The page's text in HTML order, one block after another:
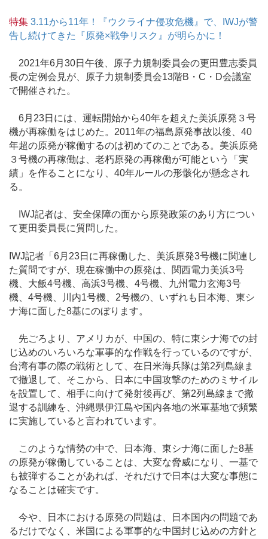
特集 3.11から11年！『ウクライナ侵攻危機』で、IWJが警
告し続けてきた『原発×戦争リスク』が明らかに！
2021年6月30日午後、原子力規制委員会の更田豊志委員
長の定例会見が、原子力規制委員会13階B・C・D会議室
で開催された。
6月23日には、運転開始から40年を超えた美浜原発３号
機が再稼働をはじめた。2011年の福島原発事故以後、40
年超の原発が稼働するのは初めてのことである。美浜原発
３号機の再稼働は、老朽原発の再稼働が可能という「実
績」を作ることになり、40年ルールの形骸化が懸念され
る。
IWJ記者は、安全保障の面から原発政策のあり方につい
て更田委員長に質問した。
IWJ記者「6月23日に再稼働した、美浜原発3号機に関連し
た質問ですが、現在稼働中の原発は、関西電力美浜3号
機、大飯4号機、高浜3号機、4号機、九州電力玄海3号
機、4号機、川内1号機、2号機の、いずれも日本海、東シ
ナ海に面した8基にのぼります。
先ごろより、アメリカが、中国の、特に東シナ海での封
じ込めのいろいろな軍事的な作戦を行っているのですが、
台湾有事の際の戦術として、在日米海兵隊は第2列島線ま
で撤退して、そこから、日本に中国攻撃のためのミサイル
を設置して、相手に向けて発射後再び、第2列島線まで撤
退する訓練を、沖縄県伊江島や国内各地の米軍基地で頻繁
に実施していると言われています。
このような情勢の中で、日本海、東シナ海に面した8基
の原発が稼働していることは、大変な脅威になり、一基で
も被弾することがあれば、それだけで日本は大変な事態に
なることは確実です。
今や、日本における原発の問題は、日本国内の問題であ
るだけでなく、米国による軍事的な中国封じ込めの方針と